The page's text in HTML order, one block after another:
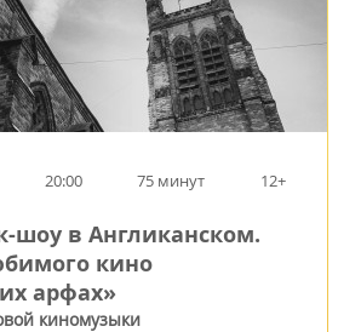
20:00 75 минут 12+
шоу в Англиканском.
кино
арфах»
киномузыки